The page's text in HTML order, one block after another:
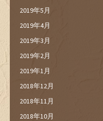
2019年5月
2019年4月
2019年3月
2019年2月
2019年1月
2018年12月
2018年11月
2018年10月